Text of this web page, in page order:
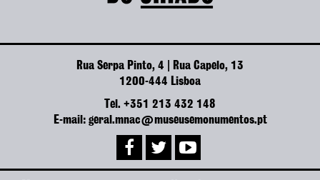
Rua Serpa Pinto, 4 | Rua Capelo, 13
1200-444 Lisboa
Tel. +351 213 432 148
E-mail: geral.mnac@museusemonumentos.pt